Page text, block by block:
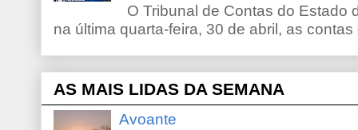
O Tribunal de Contas do Estado
na última quarta-feira, 30 de abril, as
AS MAIS LIDAS DA SEMANA
Avoante